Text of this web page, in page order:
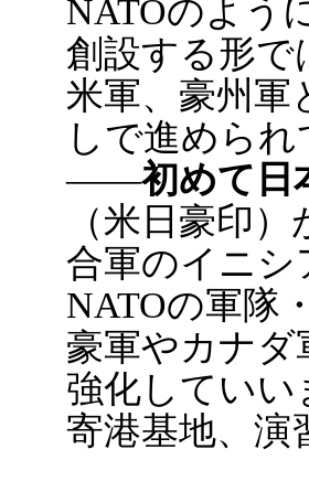
NATOのよう
創設する形で
米軍、豪州軍
しで進められ
――初めて日
（米日豪印
合軍のイニシ
NATOの軍隊
豪軍やカナダ
強化していい
寄港基地、演